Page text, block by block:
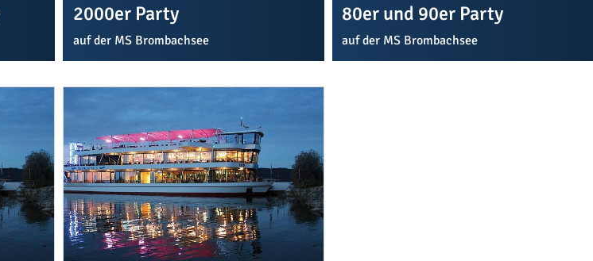
2000er Party
auf der MS Brombachsee
80er und 90er Party
auf der MS Brombachsee